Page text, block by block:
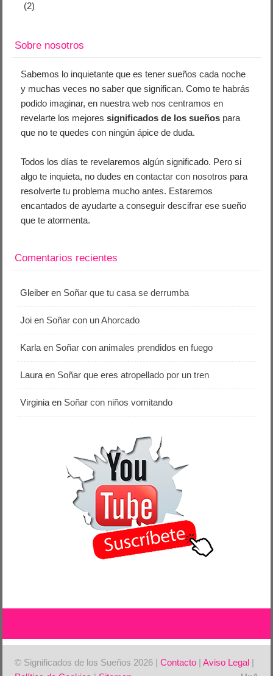
(2)
Sobre nosotros
Sabemos lo inquietante que es tener sueños cada noche
y muchas veces no saber que significan. Como te habrás
podido imaginar, en nuestra web nos centramos en
revelarte los mejoressignificados de los sueños para
que no te quedes con ningún ápice de duda.
Todos los días te revelaremos algún significado. Pero si
algo te inquieta, no dudes encontactar con nosotros para
resolverte tu problema mucho antes. Estaremos
encantados de ayudarte a conseguir descifrar ese sueño
que te atormenta.
Comentarios recientes
Gleiber en Soñar que tu casa se derrumba
Joi en Soñar con un Ahorcado
Karla en Soñar con animales prendidos en fuego
Laura en Soñar que eres atropellado por un tren
Virginia en Soñar con niños vomitando
© Significados de los Sueños 2026 |Contacto |Aviso Legal |